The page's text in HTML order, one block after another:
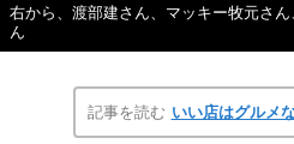
右から、渡部建さん、マッキー牧元さん
ん
記事を読む いい店はグルメ